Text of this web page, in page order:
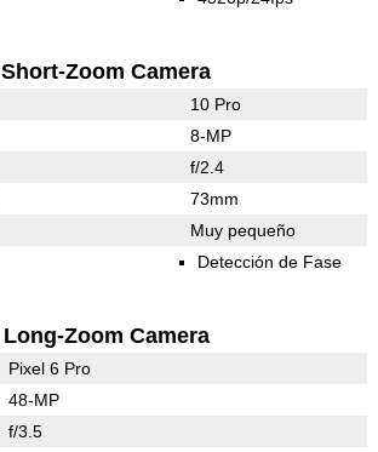
Short-Zoom Camera
10 Pro
8-MP
f/2.4
73mm
Muy pequeño
Detección de Fase
Long-Zoom Camera
Pixel 6 Pro
48-MP
f/3.5